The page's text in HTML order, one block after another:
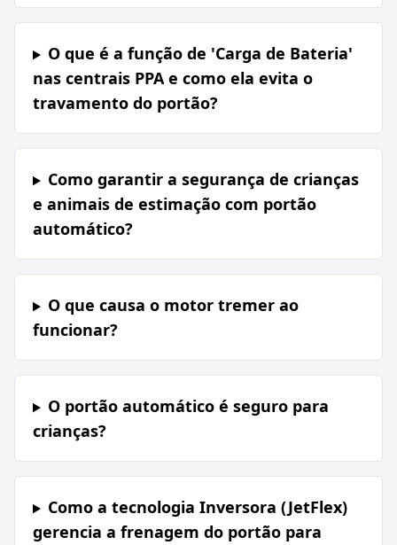
O que é a função de 'Carga de Bateria'
nas centrais PPA e como ela evita o
travamento do portão?
Como garantir a segurança de crianças
e animais de estimação com portão
automático?
O que causa o motor tremer ao
funcionar?
O portão automático é seguro para
crianças?
Como a tecnologia Inversora (JetFlex)
gerencia a frenagem do portão para